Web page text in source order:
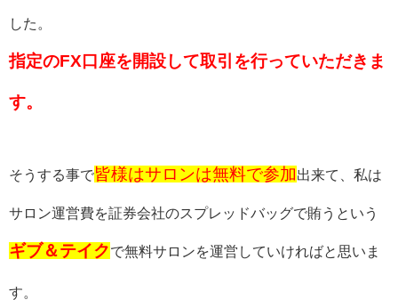
した。
指定のFX口座を開設して取引を行っていただきま
す。
そうする事で皆様はサロンは無料で参加出来て、 私は
サロン運営費を証券会社のスプレッドバッグで賄うという
ギブ＆テイクで無料サロンを運営していければと思いま
す。